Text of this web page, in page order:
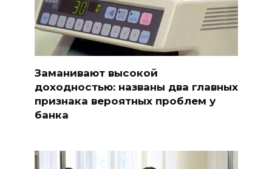
Заманивают высокой
доходностью: названы два главных
признака вероятных проблем у
банка